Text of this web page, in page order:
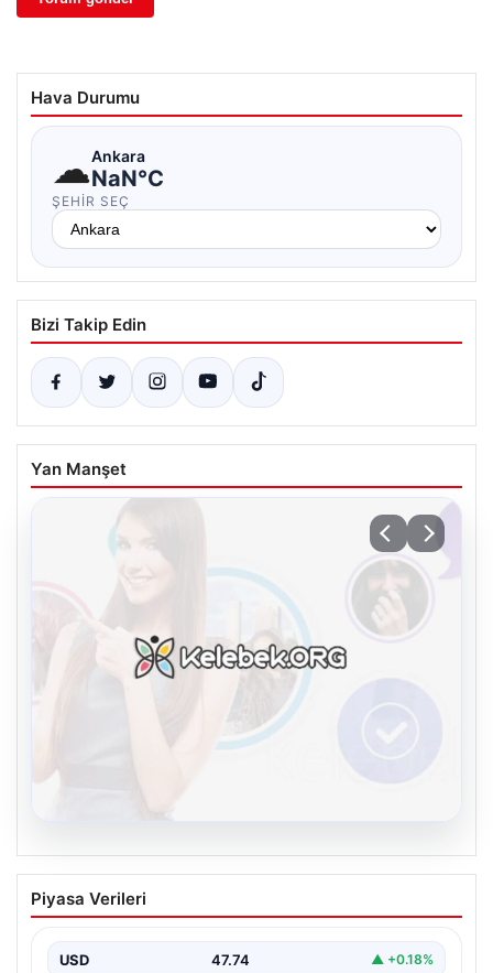
Hava Durumu
☁Ankara
NaN°C
ŞEHIR SEÇ
Bizi Takip Edin
Yan Manşet
Kelebek sohbet platformu İle Dijital
İletişimin Güvenli Adresi Ve Chat
İnternet çağında insanların güvenli bir biçimde bağlantı
Piyasa Verileri
USD 47.74 ▲ +0.18%